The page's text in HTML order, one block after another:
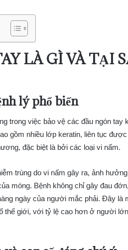
LÀ GÌ VÀ TẠI
lý phổ biến
trong việc bảo vệ các đầu ngón
gồm nhiều lớp keratin, liên tục
đặc biệt là bởi các loại vi nấm.
trùng do vi nấm gây ra, ảnh
móng. Bệnh không chỉ gây đau
ngày của người mắc phải. Đây
thế giới, với tỷ lệ cao hơn ở người